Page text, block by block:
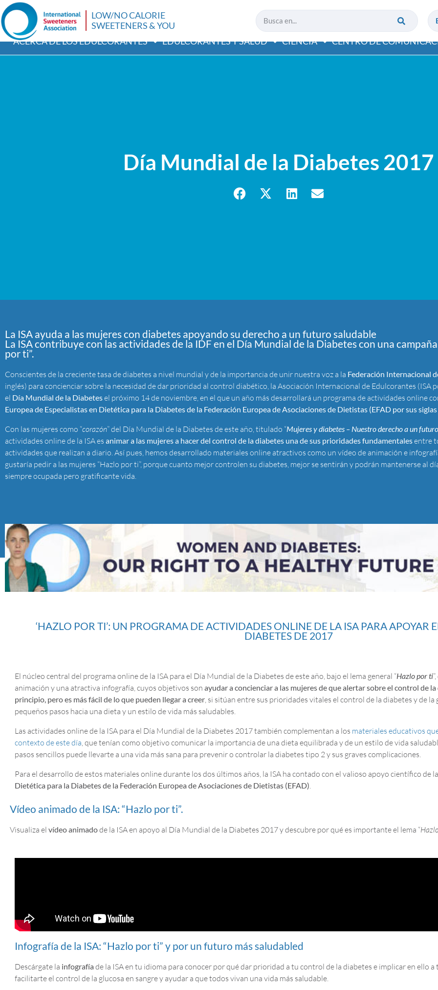
LOW/NO CALORIE
SWEETENERS & YOU
ACERCA DE LOS EDULCORANTES EDULCORANTES Y SALUD CIENCIA CENTRO DE
Día Mundial de la Diabetes 2017
La ISA ayuda a las mujeres con diabetes apoyando su derecho a un futuro saludable
La ISA contribuye con las actividades de la IDF en el Día Mundial de la Diabetes con una
por ti”.
Conscientes de la creciente tasa de diabetes a nivel mundial y de la importancia de unir nuestra voz a la Federación Internacional
inglés) para concienciar sobre la necesidad de dar prioridad al control diabético, la Asociación Internacional de Edulcorantes (ISA
el Día Mundial de la Diabetesel próximo 14 de noviembre, en el que un año más desarrollará un programa de actividades online
Europea de Especialistas en Dietética para la Diabetesde la Federación Europea de Asociaciones de Dietistas (EFAD por sus
Con las mujeres como “corazón” del Día Mundial de la Diabetes de este año, titulado “Mujeres y diabetes – Nuestro derecho a un
actividades online de la ISA es animar a las mujeres a hacer del control de la diabetes una de sus prioridades fundamentalesentre
actividades que realizan a diario. Así pues, hemos desarrollado materiales online atractivos como un vídeo de animación e
gustaría pedir a las mujeres “Hazlo por ti”, porque cuanto mejor controlen su diabetes, mejor se sentirán y podrán mantenerse al
siempre ocupada pero gratificante vida.
‘HAZLO POR TI’: UN PROGRAMA DE ACTIVIDADES ONLINE DE LA ISA PARA APOYAR
DIABETES DE 2017
El núcleo central del programa online de la ISA para el Día Mundial de la Diabetes de este año, bajo el lema general “Hazlo por ti
animación y una atractiva infografía, cuyos objetivos son ayudar a concienciar a las mujeres de que alertar sobre el control de
principio, pero es más fácil de lo que pueden llegar a creer, si sitúan entre sus prioridades vitales el control de la diabetes y de la
pequeños pasos hacia una dieta y un estilo de vida más saludables.
Las actividades online de la ISA para el Día Mundial de la Diabetes 2017 también complementan a los materiales educativos
contexto de este día, que tenían como objetivo comunicar la importancia de una dieta equilibrada y de un estilo de vida
pasos sencillos puede llevarte a una vida más sana para prevenir o controlar la diabetes tipo 2 y sus graves complicaciones.
Para el desarrollo de estos materiales online durante los dos últimos años, la ISA ha contado con el valioso apoyo científico de la
Dietética para la Diabetes de la Federación Europea de Asociaciones de Dietistas (EFAD).
Vídeo animado de la ISA: “Hazlo por ti”.
Visualiza el vídeo animadode la ISA en apoyo al Día Mundial de la Diabetes 2017 y descubre por qué es importante el lema “
Infografía de la ISA: “Hazlo por ti” y por un futuro más saludabled
Descárgate la infografía de la ISA en tu idioma para conocer por qué dar prioridad a tu control de la diabetes e implicar en ello
facilitarte el control de la glucosa en sangre y ayudar a que todos vivan una vida más saludable.